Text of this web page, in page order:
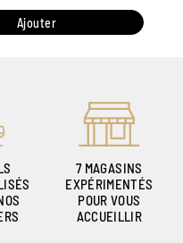
Ajouter
7 MAGASINS
EXPÉRIMENTÉS
POUR VOUS
ACCUEILLIR